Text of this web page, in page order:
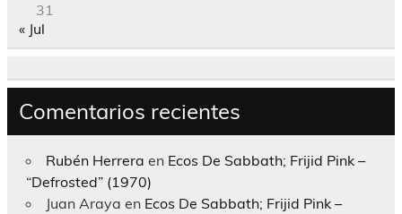
31
« Jul
Comentarios recientes
Rubén Herrera en Ecos De Sabbath; Frijid Pink –
“Defrosted” (1970)
Juan Araya en Ecos De Sabbath; Frijid Pink –